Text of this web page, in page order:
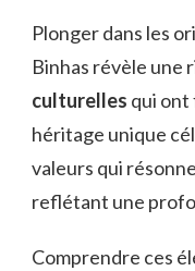
Plonger dans les
Binhas révèle une
culturelles qui ont
héritage unique
valeurs qui
reflétant une
Comprendre ces